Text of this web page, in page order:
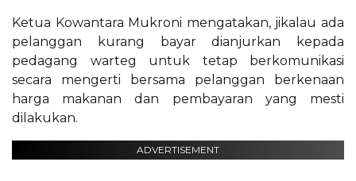
Ketua Kowantara Mukroni mengatakan, jikalau ada
pelanggan kurang bayar dianjurkan kepada
pedagang warteg untuk tetap berkomunikasi
secara mengerti bersama pelanggan berkenaan
harga makanan dan pembayaran yang mesti
dilakukan.
ADVERTISEMENT